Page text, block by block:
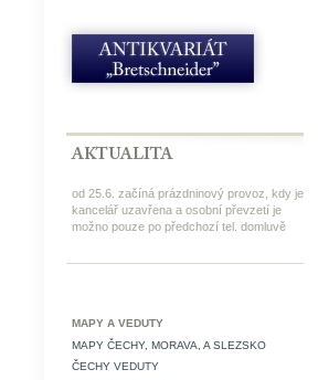
od 25.6. začíná prázdninový provoz, kdy je
kancelář uzavřena a osobní převzetí je
možno pouze po předchozí tel. domluvě
MAPY A VEDUTY
MAPY ČECHY, MORAVA, A SLEZSKO
ČECHY VEDUTY